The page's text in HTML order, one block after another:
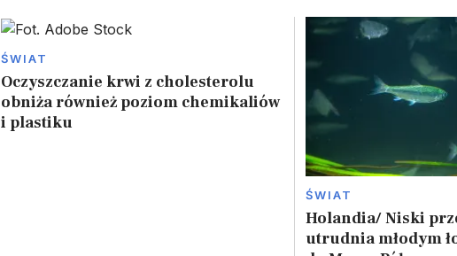
ŚWIAT
Oczyszczanie krwi z cholesterolu
obniża również poziom chemikaliów
i plastiku
ŚWIAT
Holandia/ Niski
utrudnia młodym